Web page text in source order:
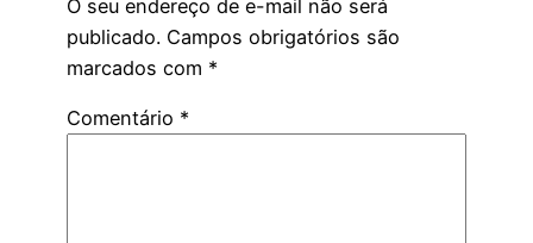
O seu endereço de e-mail não será
publicado. Campos obrigatórios são
marcados com *
Comentário *